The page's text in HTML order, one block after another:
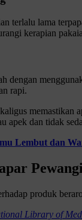
terlalu lama
kerapian
dengan
rapi.
memastikan
apek dan tidak
Lembut dan
produk
Library of